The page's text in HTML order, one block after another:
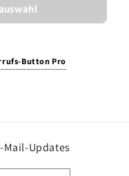
Button Pro
Mail-Updates